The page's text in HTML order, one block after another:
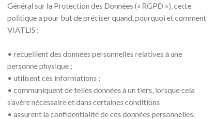
Général sur la Protection des Données (« RGPD »), cette
politique a pour but de préciser quand, pourquoi et comment
VIATLIS :
• recueillent des données personnelles relatives à une
personne physique ;
• utilisent ces informations ;
• communiquent de telles données à un tiers, lorsque cela
s’avère nécessaire et dans certaines conditions
• assurent la confidentialité de ces données personnelles.